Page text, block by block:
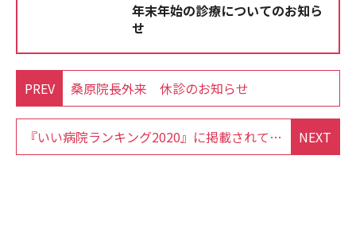
年末年始の診療についてのお知ら
せ
PREV 桑原院長外来 休診のお知らせ
NEXT
『いい病院ランキング2020』に掲載されています。